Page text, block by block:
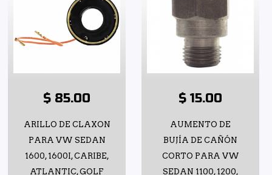
$ 85.00
ARILLO DE CLAXON
PARA VW SEDAN
1600, 1600I, CARIBE,
ATLANTIC, GOLF
$ 15.00
AUMENTO DE
BUJÍA DE CAÑÓN
CORTO PARA VW
SEDAN 1100, 1200,